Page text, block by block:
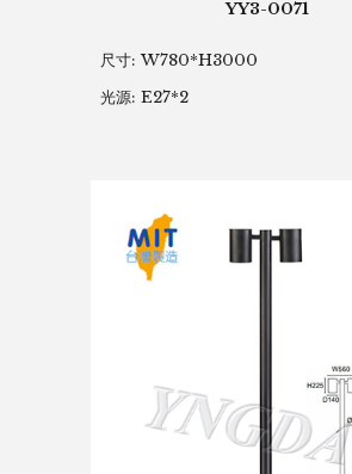
YY3-0071
尺寸: W780*H3000
光源: E27*2